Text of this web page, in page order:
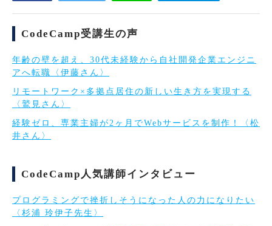
CodeCamp受講生の声
年齢の壁を超え、30代未経験から自社開発企業エンジニ
アへ転職〈伊藤さん〉
リモートワーク×多拠点居住の新しい生き方を実現する
〈鷲見さん〉
経験ゼロ、専業主婦が2ヶ月でWebサービスを制作！〈松
井さん〉
CodeCamp人気講師インタビュー
プログラミングで挫折しそうになった人の力になりたい
〈杉浦 玲伊子先生〉